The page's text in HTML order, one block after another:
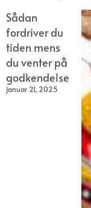
Sådan
fordriver du
tiden mens
du venter på
godkendelse
januar 21, 2025